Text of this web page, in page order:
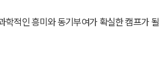
적인 흥미와 동기부여가 확실한 캠프가